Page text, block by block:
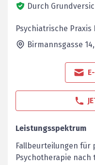
Durch
Psychiatrische Praxis
Birmannsgasse 14,
Leistungsspektrum
Fallbeurteilungen für
Psychotherapie